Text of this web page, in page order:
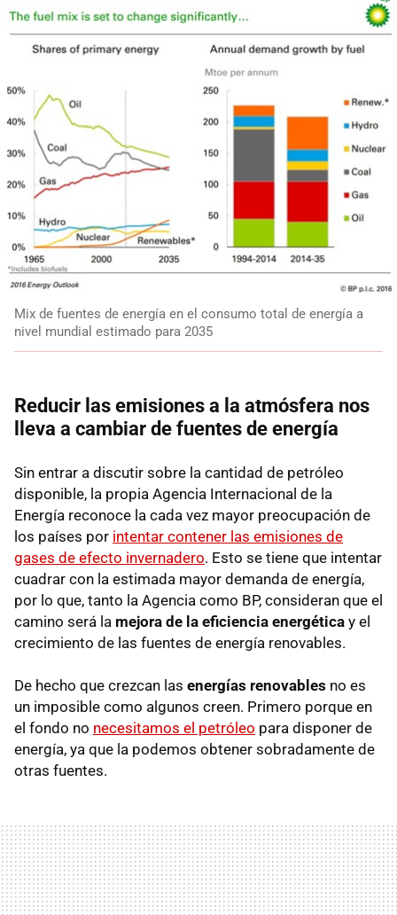
Mix de fuentes de energía en el consumo total de energía a
nivel mundial estimado para 2035
Reducir las emisiones a la atmósfera nos
lleva a cambiar de fuentes de energía
Sin entrar a discutir sobre la cantidad de petróleo
disponible, la propia Agencia Internacional de la
Energía reconoce la cada vez mayor preocupación de
los países por intentar contener las emisiones de
gases de efecto invernadero. Esto se tiene que intentar
cuadrar con la estimada mayor demanda de energía,
por lo que, tanto la Agencia como BP, consideran que el
camino será la mejora de la eficiencia energética y el
crecimiento de las fuentes de energía renovables.
De hecho que crezcan las energías renovables no es
un imposible como algunos creen. Primero porque en
el fondo no necesitamos el petróleo para disponer de
energía, ya que la podemos obtener sobradamente de
otras fuentes.